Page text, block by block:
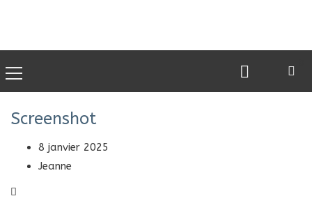
Screenshot
8 janvier 2025
Jeanne